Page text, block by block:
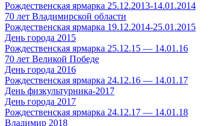
Рождественская ярмарка 25.12.2013-14.01.2014
70 лет Владимирской области
Рождественская ярмарка 19.12.2014-25.01.2015
День города 2015
Рождественская ярмарка 25.12.15 — 14.01.16
70 лет Великой Победе
День города 2016
Рождественская ярмарка 24.12.16 — 14.01.17
День физкультурника-2017
День города 2017
Рождественская ярмарка 24.12.17 — 14.01.18
Владимир 2018